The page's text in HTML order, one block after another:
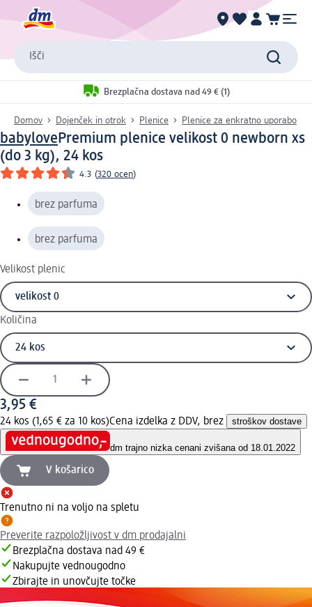
Išči
Brezplačna dostava nad 49 € (1)
Domov Dojenček in otrok Plenice Plenice za enkratno uporabo
babylovePremium plenice velikost 0 newborn xs
(do 3 kg), 24 kos
4.3 (320 ocen)
brez parfuma
brez parfuma
Velikost plenic
Količina
3,95 €
24 kos (1,65 € za 10 kos)Cena izdelka z DDV, brez stroškov dostave
dm trajno nizka cenani zvišana od 18.01.2022
V košarico
Trenutno ni na voljo na spletu
Preverite razpoložljivost v dm prodajalni
Brezplačna dostava nad 49 €
Nakupujte vednougodno
Zbirajte in unovčujte točke